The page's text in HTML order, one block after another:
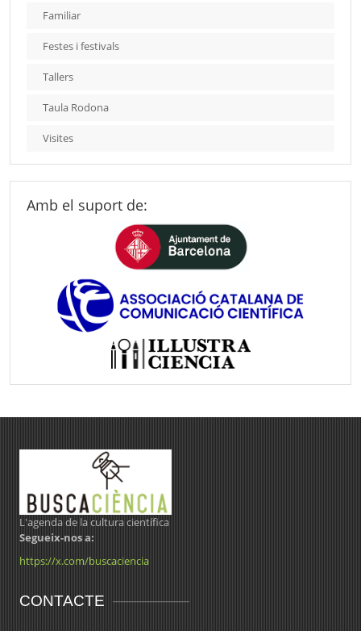
Familiar
Festes i festivals
Tallers
Taula Rodona
Visites
Amb el suport de:
L'agenda de la cultura científica
Segueix-nos a:
https://x.com/buscaciencia
CONTACTE